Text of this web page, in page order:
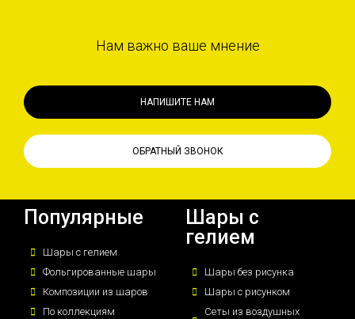
Нам важно ваше мнение
НАПИШИТЕ НАМ
ОБРАТНЫЙ ЗВОНОК
Популярные
Шары с гелием
Фольгированные шары
Композиции из шаров
По коллекциям
Шары с
гелием
Шары без рисунка
Шары с рисунком
Сеты из воздушных